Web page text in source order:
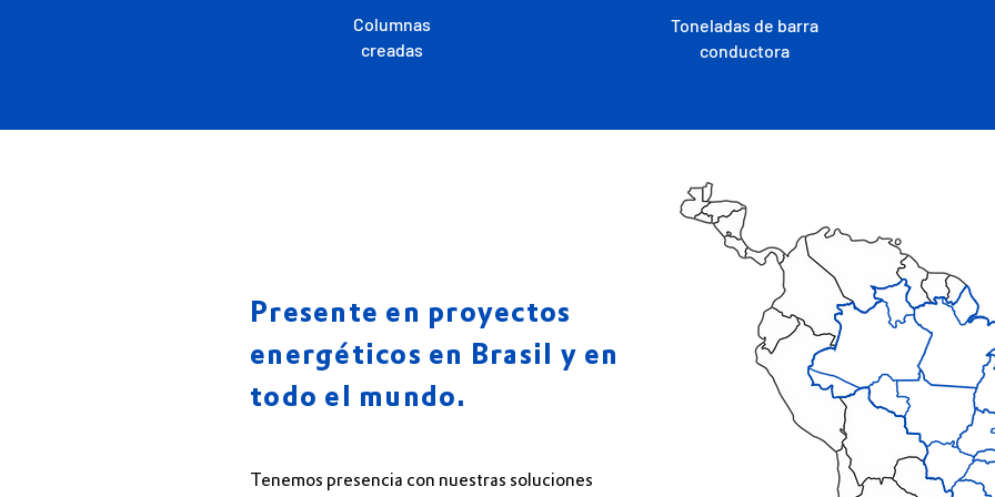
Columnas
creadas
Toneladas de barra
conductora
Tenemos presencia con nuestras soluciones
Presente en proyectos
energéticos en Brasil y en
todo el mundo.